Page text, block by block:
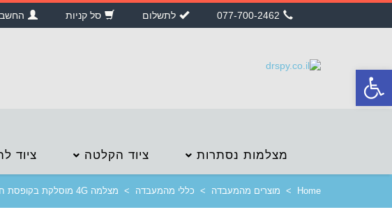
סל קניות לתשלום 077-700-2462
מצלמות נסתרות ציוד הקלטה ציוד
Home
> מוצרים מהמעבדה > כללי מהמעבדה > מצלמה 4G מוסלקת בקופסת חשמל
סרגל
נגישות